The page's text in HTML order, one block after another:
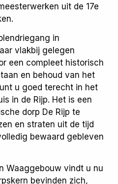
uit de 17e
in
vlakbij gelegen
een compleet historisch
en behoud van het
u goed terecht in het
in de Rijp. Het is een
dorp De Rijp te
en straten uit de tijd
bewaard gebleven
Waaggebouw vindt u nu
bevinden zich,